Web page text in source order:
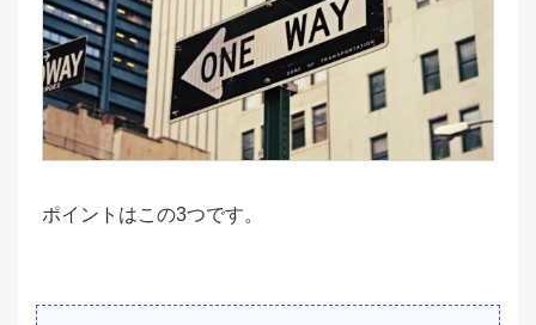
ポイントはこの3つです。